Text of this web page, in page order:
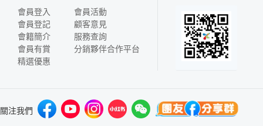
會員登入
會員登記
會籍簡介
會員有賞
精選優惠
會員活動
顧客意見
服務查詢
分銷夥伴合作平台
關注我們